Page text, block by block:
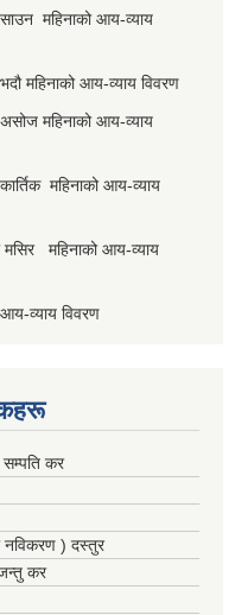
महिनाको आय-व्याय
महिनाको आय-व्याय विवरण
महिनाको आय-व्याय
महिनाको आय-व्याय
महिनाको आय-व्याय
व्याय विवरण
कर
नविकरण ) दस्तुर
कर